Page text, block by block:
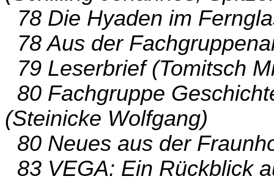
78 Die Hyaden im
78 Aus der
79 Leserbrief (Tomitsch
80 Fachgruppe
(Steinicke Wolfgang)
80 Neues aus der
83 VEGA: Ein Rückblick